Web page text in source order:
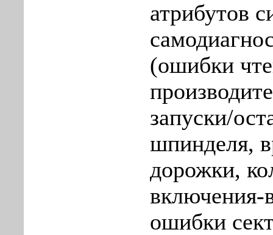
атрибутов
(ошибки
запуски/
шпинделя,
дорожки,
ошибки